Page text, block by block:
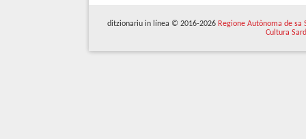
ditzionariu in línea © 2016-2026 Regione Autònoma de sa
Cultura